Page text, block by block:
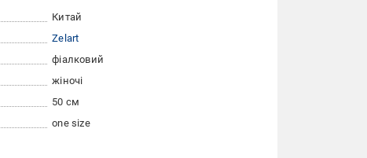
Китай
Zelart
фіалковий
жіночі
50 см
one size